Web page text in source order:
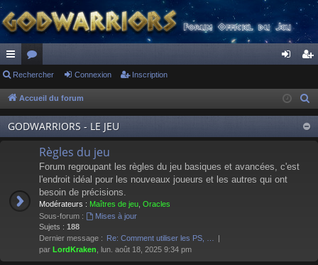
ac
co
ur
ci
or
u
m
s
ne
xi
on
cri
pti
on
Rechercher Connexion Inscription
Accueil du forum
GODWARRIORS - LE JEU
Règles du jeu
Forum regroupant les règles du jeu basiques et avancées, c'est
l'endroit idéal pour les nouveaux joueurs et les autres qui ont
besoin de précisions.
Modérateurs : Maîtres de jeu Oracles
Sous-forum :
Mises à jour
Sujets : 188
Dernier message : Re: Comment utiliser les PS, …
par LordKraken , lun. août 18, 2025 9:34 pm